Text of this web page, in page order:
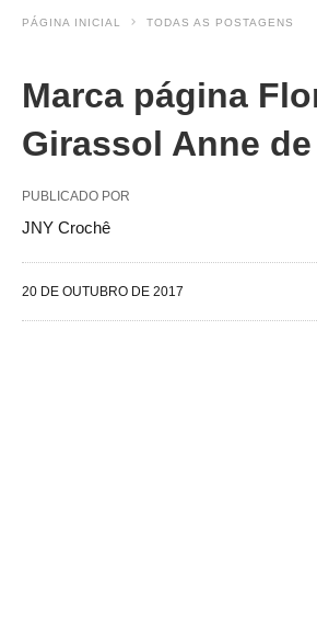
PÁGINA INICIAL TODAS AS POSTAGENS
Marca página
Girassol Anne
PUBLICADO POR
JNY Crochê
20 DE OUTUBRO DE 2017